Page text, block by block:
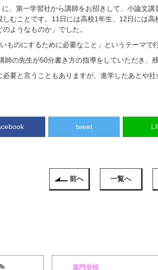
、第一学習社から講師をお招きして、小論文
むことです。11日には高校1年生、12日には
ようなものか」でした。
ものにするために必要なこと」というテーマで
師の先生が50分書き方の指導をしていただき、
要と言うこともありますが、進学したあとや
tweet
前へ 一覧へ